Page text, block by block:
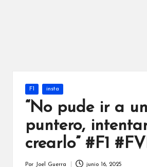
Publicada
en
F1 insta
“No pude ir a
puntero,
crearlo” #F1
Por Joel Guerra junio 16, 2025